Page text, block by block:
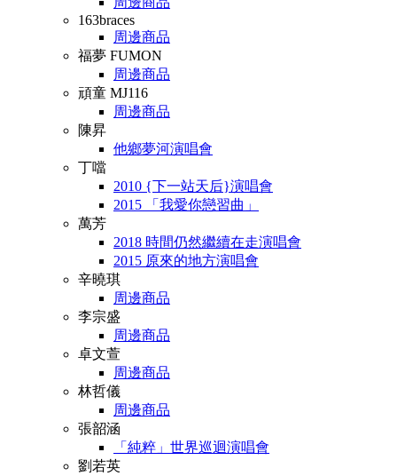
163braces
周邊商品
福夢 FUMON
周邊商品
頑童 MJ116
周邊商品
陳昇
他鄉夢河演唱會
丁噹
2010 {下一站天后}演唱會
2015 「我愛你戀習曲」
萬芳
2018 時間仍然繼續在走演唱會
2015 原來的地方演唱會
辛曉琪
周邊商品
李宗盛
周邊商品
卓文萱
周邊商品
林哲儀
周邊商品
張韶涵
「純粹」世界巡迴演唱會
劉若英